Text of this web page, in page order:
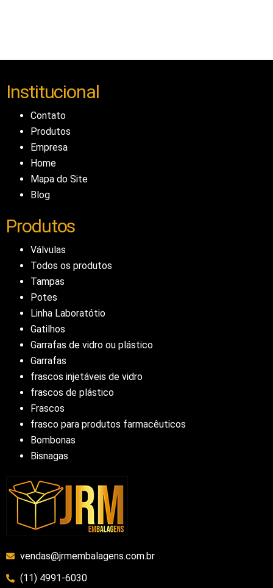
Institucional
Contato
Produtos
Empresa
Home
Mapa do Site
Blog
Produtos
Válvulas
Todos os produtos
Tampas
Potes
Linha Laboratótio
Gatilhos
Garrafas de vidro ou plástico
Garrafas
frascos injetáveis de vidro
frascos de plástico
Frascos
frasco para produtos farmacêuticos
Bombonas
Bisnagas
vendas@jrmembalagens.com.br
(11) 4991-6030